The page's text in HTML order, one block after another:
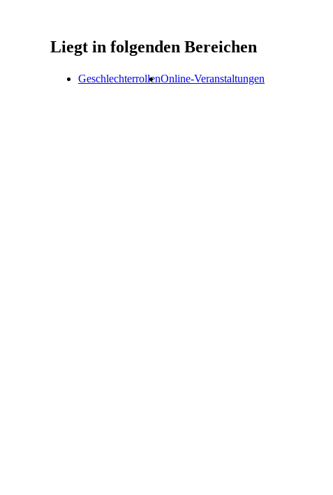
Liegt in folgenden Bereichen
GeschlechterrollenOnline-Veranstaltungen